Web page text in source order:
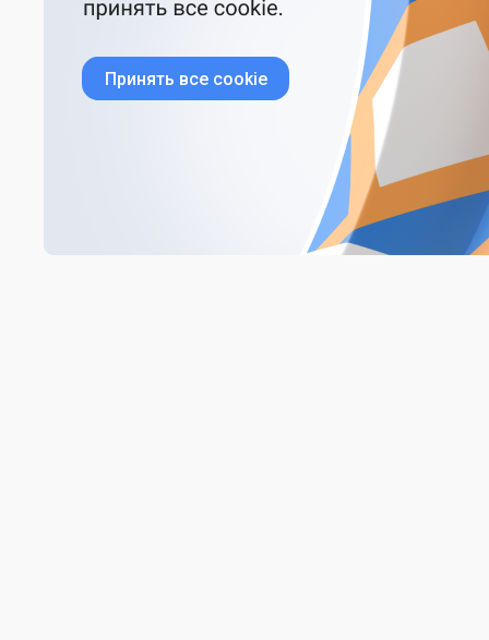
Принять все cookie